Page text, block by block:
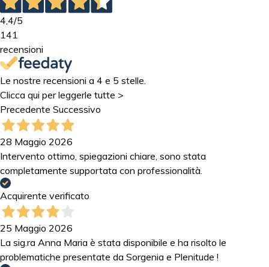
4,4/5
141
recensioni
Le nostre recensioni a 4 e 5 stelle.
Clicca qui per leggerle tutte >
Precedente Successivo
28 Maggio 2026
Intervento ottimo, spiegazioni chiare, sono stata
completamente supportata con professionalità.
Acquirente verificato
25 Maggio 2026
La sig.ra Anna Maria è stata disponibile e ha risolto le
problematiche presentate da Sorgenia e Plenitude !